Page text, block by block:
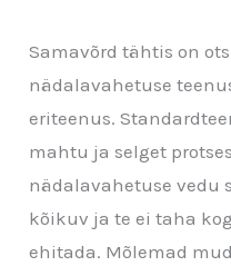
Samavõrd tähtis on
nädalavahetuse
eriteenus.
mahtu ja selget
nädalavahetuse vedu
kõikuv ja te ei taha
ehitada. Mõlemad